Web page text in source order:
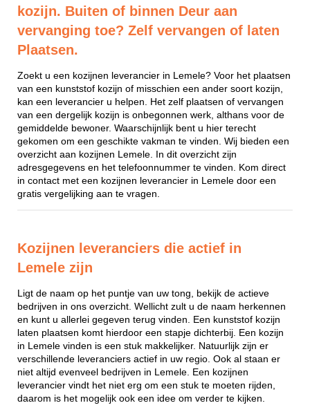
kozijn. Buiten of binnen Deur aan
vervanging toe? Zelf vervangen of laten
Plaatsen.
Zoekt u een kozijnen leverancier in Lemele? Voor het plaatsen
van een kunststof kozijn of misschien een ander soort kozijn,
kan een leverancier u helpen. Het zelf plaatsen of vervangen
van een dergelijk kozijn is onbegonnen werk, althans voor de
gemiddelde bewoner. Waarschijnlijk bent u hier terecht
gekomen om een geschikte vakman te vinden. Wij bieden een
overzicht aan kozijnen Lemele. In dit overzicht zijn
adresgegevens en het telefoonnummer te vinden. Kom direct
in contact met een kozijnen leverancier in Lemele door een
gratis vergelijking aan te vragen.
Kozijnen leveranciers die actief in
Lemele zijn
Ligt de naam op het puntje van uw tong, bekijk de actieve
bedrijven in ons overzicht. Wellicht zult u de naam herkennen
en kunt u allerlei gegeven terug vinden. Een kunststof kozijn
laten plaatsen komt hierdoor een stapje dichterbij. Een kozijn
in Lemele vinden is een stuk makkelijker. Natuurlijk zijn er
verschillende leveranciers actief in uw regio. Ook al staan er
niet altijd evenveel bedrijven in Lemele. Een kozijnen
leverancier vindt het niet erg om een stuk te moeten rijden,
daarom is het mogelijk ook een idee om verder te kijken.